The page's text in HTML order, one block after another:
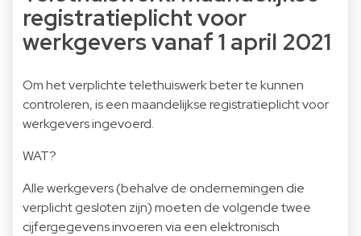
registratieplicht voor
werkgevers vanaf 1 april 2021
Om het verplichte telethuiswerk beter te kunnen
controleren, is een maandelijkse registratieplicht voor
werkgevers ingevoerd.
WAT?
Alle werkgevers (behalve de ondernemingen die
verplicht gesloten zijn) moeten de volgende twee
cijfergegevens invoeren via een elektronisch